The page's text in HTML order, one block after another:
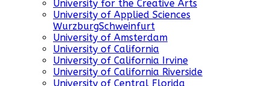
University for the Creative Arts
University of Applied Sciences
WurzburgSchweinfurt
University of Amsterdam
University of California
University of California Irvine
University of California Riverside
University of Central Florida